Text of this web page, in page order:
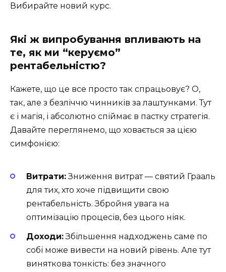
Вибирайте новий курс.
Які ж випробування впливають на
те, як ми “керуємо”
рентабельністю?
Кажете, що це все просто так спрацьовує? О,
так, але з безліччю чинників за лаштунками. Тут
є і магія, і абсолютно спіймає в пастку стратегія.
Давайте переглянемо, що ховається за цією
симфонією:
Витрати:Зниження витрат — святий Грааль
для тих, хто хоче підвищити свою
рентабельність. Збройня увага на
оптимізацію процесів, без цього ніяк.
Доходи:Збільшення надходжень саме по
собі може вивести на новий рівень. Але тут
виняткова тонкість: без значного